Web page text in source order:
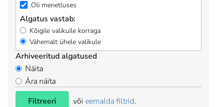
Oli menetluses
Algatus vastab:
Kõigile valikuile korraga
Vähemalt ühele valikule
Arhiveeritud algatused
Näita
Ära näita
Filtreeri
või eemalda filtrid.